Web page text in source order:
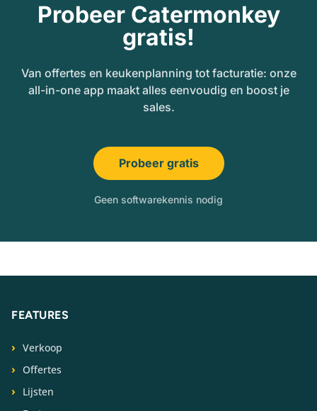
Probeer Catermonkey
gratis!
Van offertes en keukenplanning tot facturatie: onze
all-in-one app maakt alles eenvoudig en boost je
sales.
Probeer gratis
Geen softwarekennis nodig
FEATURES
Verkoop
Offertes
Lijsten